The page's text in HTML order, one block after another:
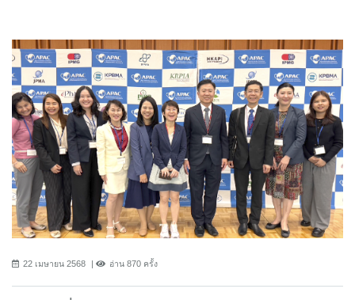
22 เมษายน 2568 อ่าน 870 ครั้ง